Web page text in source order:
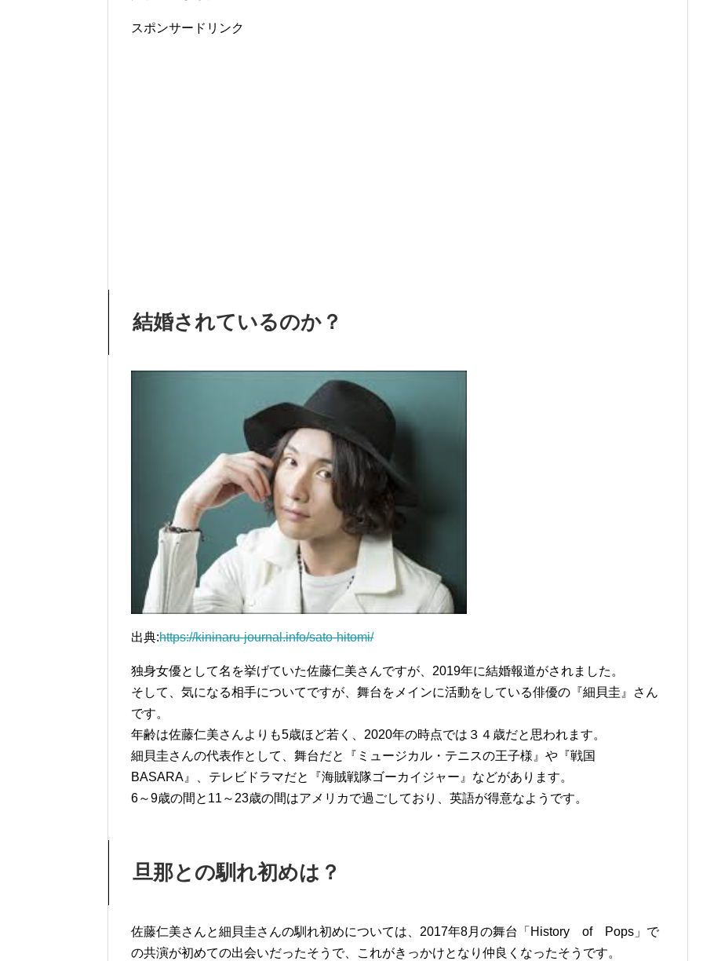
スポンサードリンク
結婚されているのか？
出典:https://kininaru-journal.info/sato-hitomi/
独身女優として名を挙げていた佐藤仁美さんですが、2019年に結婚報道がされました。
そして、気になる相手についてですが、舞台をメインに活動をしている俳優の『細貝圭』さん
です。
年齢は佐藤仁美さんよりも5歳ほど若く、2020年の時点では３４歳だと思われます。
細貝圭さんの代表作として、舞台だと『ミュージカル・テニスの王子様』や『戦国
BASARA』、テレビドラマだと『海賊戦隊ゴーカイジャー』などがあります。
6～9歳の間と11～23歳の間はアメリカで過ごしており、英語が得意なようです。
旦那との馴れ初めは？
佐藤仁美さんと細貝圭さんの馴れ初めについては、2017年8月の舞台「History of Pops」で
の共演が初めての出会いだったそうで、これがきっかけとなり仲良くなったそうです。